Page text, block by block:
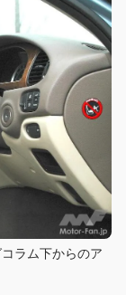
ラム下からのア